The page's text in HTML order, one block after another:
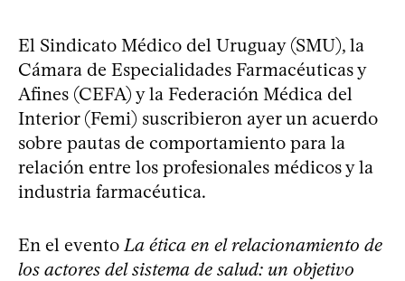
El Sindicato Médico del Uruguay (SMU), la
Cámara de Especialidades Farmacéuticas y
Afines (CEFA) y la Federación Médica del
Interior (Femi) suscribieron ayer un acuerdo
sobre pautas de comportamiento para la
relación entre los profesionales médicos y la
industria farmacéutica.
En el evento La ética en el relacionamiento de
los actores del sistema de salud: un objetivo